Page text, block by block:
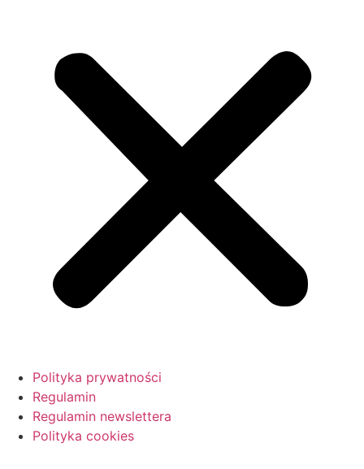
Polityka prywatności
Regulamin
Regulamin newslettera
Polityka cookies